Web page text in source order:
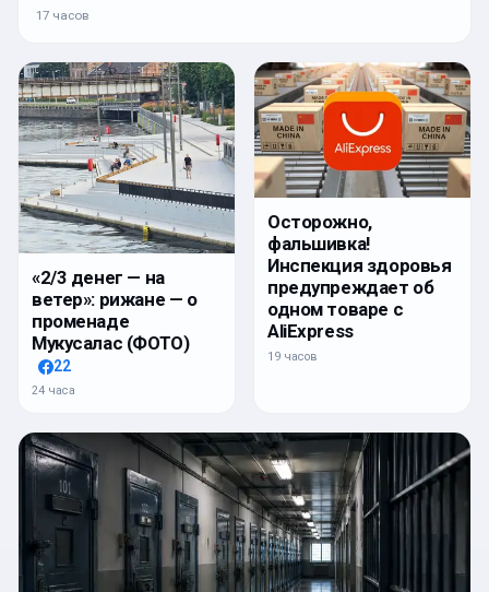
17 часов
«2/3 денег — на
ветер»: рижане — о
променаде
Мукусалас (ФОТО)
22
24 часа
Осторожно,
фальшивка!
Инспекция здоровья
предупреждает об
одном товаре с
AliExpress
19 часов